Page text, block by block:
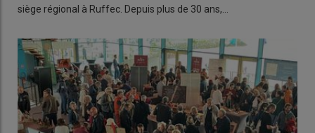
siège régional à Ruffec. Depuis plus de 30 ans,…